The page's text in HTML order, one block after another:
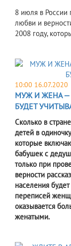
​8 июля в России
любви и
2008 году,
10:00 16.07.2020
МУЖ И ЖЕНА —
БУДЕТ
Сколько в
детей в
которые
бабушек с
только при
верности
населения
переписей
оказывается
женатыми.